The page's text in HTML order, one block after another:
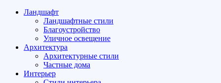
Ландшафт
Ландшафтные стили
Благоустройство
Уличное освещение
Архитектура
Архитектурные стили
Частные дома
Интерьер